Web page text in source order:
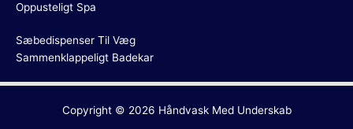
Oppusteligt Spa
Sæbedispenser Til Væg
Sammenklappeligt Badekar
Copyright © 2026 Håndvask Med Underskab